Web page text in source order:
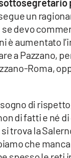
un
devo
è aumentato
a Pazzano,
Roma,
di
di fatti e né
la
che